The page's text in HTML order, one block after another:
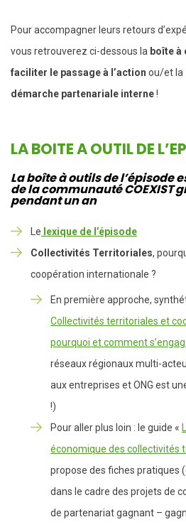
Pour accompagner leurs retours
vous retrouverez ci-dessous la boîte à
faciliter le passage à l’action ou/et la
démarche partenariale interne!
LA BOITE A OUTIL DE
La boîte à outils de l’épisode
de la communauté COEXIST
pendant un an
Le lexique de l’épisode
Collectivités Territoriales,
coopération internationale ?
En première approche,
Collectivités territoriales et
pourquoi et comment
réseaux régionaux multi-
aux entreprises et ONG est
!)
Pour aller plus loin : le guide «
économique des collectivités
propose des fiches pratiques
dans le cadre des projets de
de partenariat gagnant –